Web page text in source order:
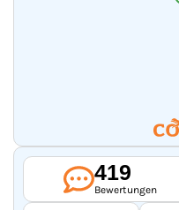
419
Bewertungen